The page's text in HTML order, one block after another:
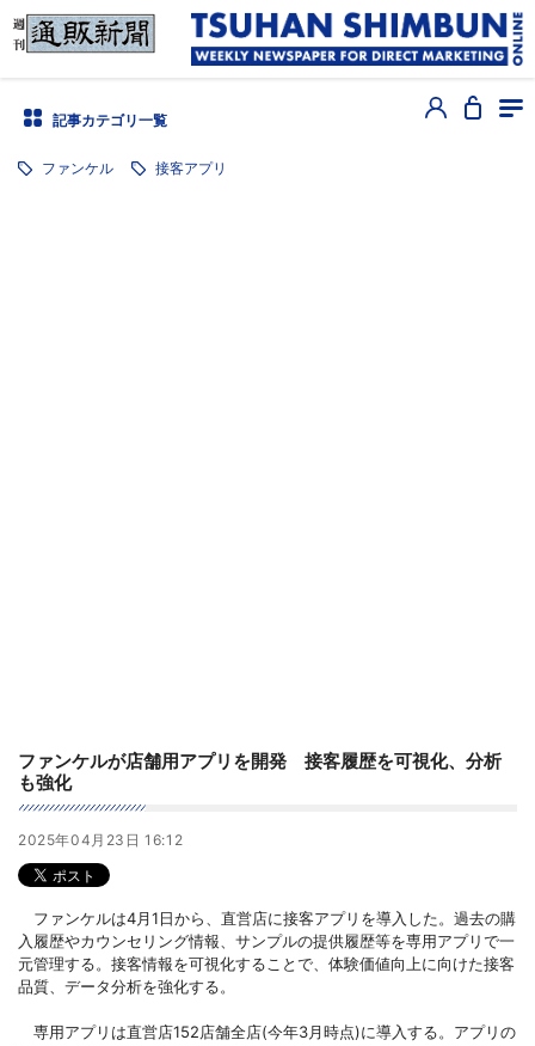
記事カテゴリ一覧
ファンケル 接客アプリ
ファンケルが店舗用アプリを開発 接客履歴を可視化、分析
も強化
2025年04月23日 16:12
ファンケルは4月1日から、直営店に接客アプリを導入した。過去の購
入履歴やカウンセリング情報、サンプルの提供履歴等を専用アプリで一
元管理する。接客情報を可視化することで、体験価値向上に向けた接客
品質、データ分析を強化する。
専用アプリは直営店152店舗全店(今年3月時点)に導入する。アプリの